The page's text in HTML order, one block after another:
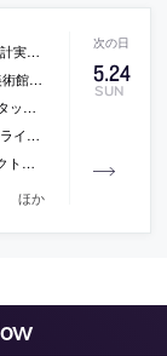
5.24
SUN
に』
場動画
中
」
6/20]
ほか